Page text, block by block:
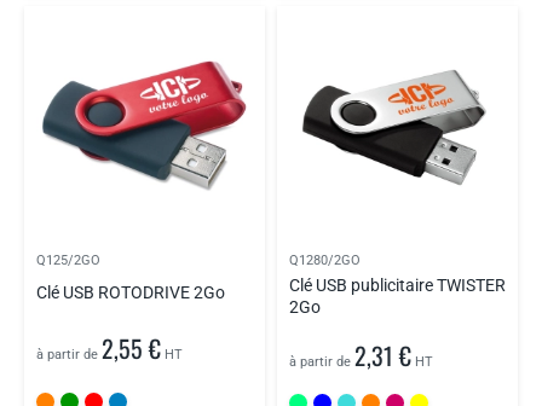
Q125/2GO
Clé USB ROTODRIVE 2Go
à partir de 2,55 € HT
Q1280/2GO
Clé USB publicitaire TWISTER
2Go
à partir de 2,31 € HT